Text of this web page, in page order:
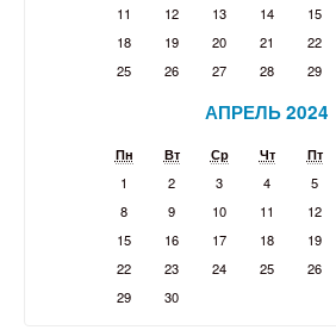
11
12 13 14 15
18
19 20 21 22
25
26 27 28 29
АПРЕЛЬ 2024
Пн Вт Ср Чт Пт
1
2 3 4 5
8
9 10 11 12
15
16 17 18 19
22
23 24 25 26
29
30